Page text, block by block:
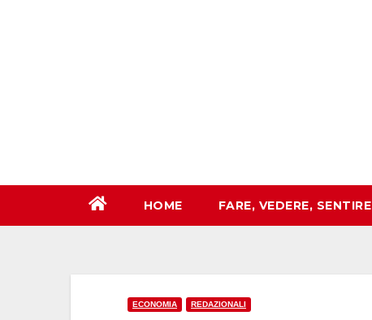
HOME FARE, VEDERE, SENTIRE
ECONOMIA REDAZIONALI